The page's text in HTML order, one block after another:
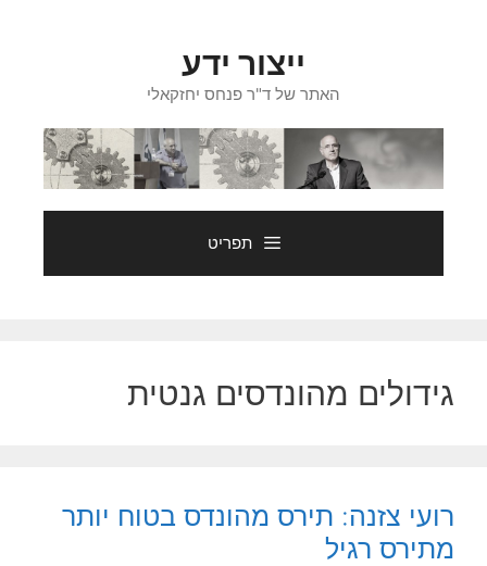
ייצור ידע
האתר של ד"ר פנחס יחזקאלי
תפריט
גידולים מהונדסים גנטית
רועי צזנה: תירס מהונדס בטוח יותר
מתירס רגיל